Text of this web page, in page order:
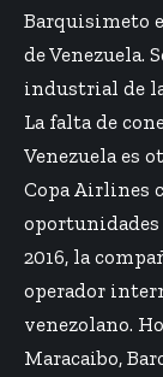
Barquisimeto
de Venezuela.
industrial de
La falta de
Venezuela es
Copa Airlines
oportunidades
2016, la
operador
venezolano.
Maracaibo,